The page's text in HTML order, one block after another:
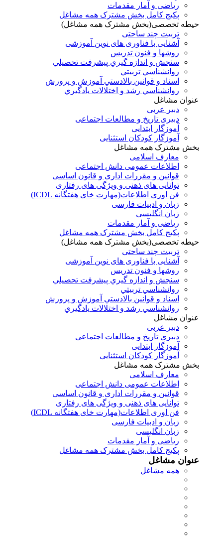
ریاضی و آمار مقدمات
پکیج کامل بخش مشترک همه مشاغل
حیطه تخصصی(بخش مشترک همه مشاغل)
تربیت چند ساحتی
آشنایی با فناوری های نوین آموزشی
روشها و فنون تدريس
سنجش و اندازه گيري پيشرفت تحصيلي
روانشناسي تربيتي
اسناد و قوانين بالادستي آموزش و پرورش
روانشناسي رشد و اختلالات يادگيري
عنوان مشاغل
دبير عربی
دبیری تاریخ و مطالعات اجتماعی
آموزگار ابتدایی
آموزگار کودکان استثنایی
بخش مشترک همه مشاغل
معارف اسلامی
اطلاعات عمومی دانش اجتماعی
قوانین و مقررات اداری و قانون اساسی
توانایی های ذهنی و ویژگی های رفتاری
فن اوری اطلاعات(مهارت خای هفتگانه ICDL)
زبان و ادبیات فارسی
زبان انگلیسی
ریاضی و آمار مقدمات
پکیج کامل بخش مشترک همه مشاغل
حیطه تخصصی(بخش مشترک همه مشاغل)
تربیت چند ساحتی
آشنایی با فناوری های نوین آموزشی
روشها و فنون تدريس
سنجش و اندازه گيري پيشرفت تحصيلي
روانشناسي تربيتي
اسناد و قوانين بالادستي آموزش و پرورش
روانشناسي رشد و اختلالات يادگيري
عنوان مشاغل
دبير عربی
دبیری تاریخ و مطالعات اجتماعی
آموزگار ابتدایی
آموزگار کودکان استثنایی
بخش مشترک همه مشاغل
معارف اسلامی
اطلاعات عمومی دانش اجتماعی
قوانین و مقررات اداری و قانون اساسی
توانایی های ذهنی و ویژگی های رفتاری
فن اوری اطلاعات(مهارت خای هفتگانه ICDL)
زبان و ادبیات فارسی
زبان انگلیسی
ریاضی و آمار مقدمات
پکیج کامل بخش مشترک همه مشاغل
عنوان مشاغل
همه مشاغل